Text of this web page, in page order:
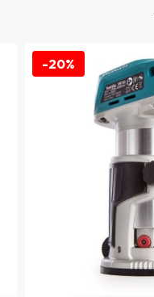
-20%